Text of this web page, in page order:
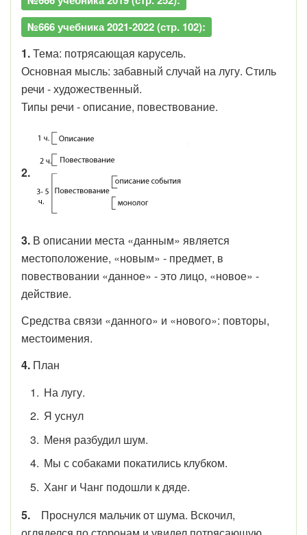
№666 учебника 2021-2022 (стр. 102):
1.Тема: потрясающая карусель.
Основная мысль: забавный случай на лугу. Стиль
речи - художественный.
Типы речи - описание, повествование.
2.
3. В описании места «данным» является
местоположение, «новым» - предмет, в
повествовании «данное» - это лицо, «новое» -
действие.
Средства связи «данного» и «нового»: повторы,
местоимения.
4. План
На лугу.
Я уснул
Меня разбудил шум.
Мы с собаками покатились клубком.
Ханг и Чанг подошли к дяде.
5.
Проснулся мальчик от шума. Вскочил,